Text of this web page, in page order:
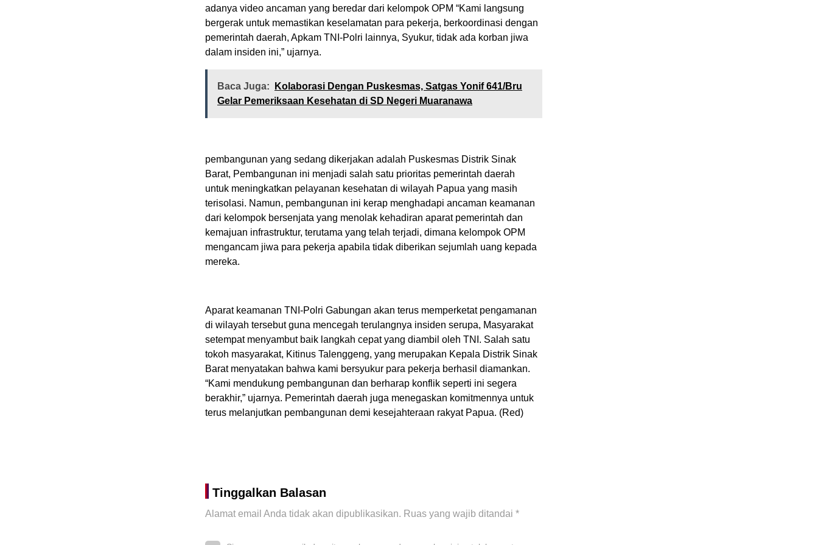
adanya video ancaman yang beredar dari kelompok OPM “Kami langsung
bergerak untuk memastikan keselamatan para pekerja, berkoordinasi dengan
pemerintah daerah, Apkam TNI-Polri lainnya, Syukur, tidak ada korban jiwa
dalam insiden ini,” ujarnya.
Baca Juga:
Kolaborasi Dengan Puskesmas, Satgas Yonif 641/Bru
Gelar Pemeriksaan Kesehatan di SD Negeri Muaranawa
pembangunan yang sedang dikerjakan adalah Puskesmas Distrik Sinak
Barat, Pembangunan ini menjadi salah satu prioritas pemerintah daerah
untuk meningkatkan pelayanan kesehatan di wilayah Papua yang masih
terisolasi. Namun, pembangunan ini kerap menghadapi ancaman keamanan
dari kelompok bersenjata yang menolak kehadiran aparat pemerintah dan
kemajuan infrastruktur, terutama yang telah terjadi, dimana kelompok OPM
mengancam jiwa para pekerja apabila tidak diberikan sejumlah uang kepada
mereka.
Aparat keamanan TNI-Polri Gabungan akan terus memperketat pengamanan
di wilayah tersebut guna mencegah terulangnya insiden serupa, Masyarakat
setempat menyambut baik langkah cepat yang diambil oleh TNI. Salah satu
tokoh masyarakat, Kitinus Talenggeng, yang merupakan Kepala Distrik Sinak
Barat menyatakan bahwa kami bersyukur para pekerja berhasil diamankan.
“Kami mendukung pembangunan dan berharap konflik seperti ini segera
berakhir,” ujarnya. Pemerintah daerah juga menegaskan komitmennya untuk
terus melanjutkan pembangunan demi kesejahteraan rakyat Papua. (Red)
Tinggalkan Balasan
Alamat email Anda tidak akan dipublikasikan. Ruas yang wajib ditandai *